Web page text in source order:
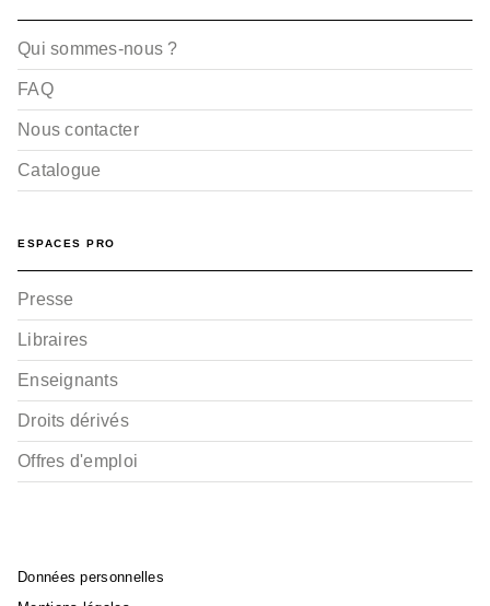
Qui sommes-nous ?
FAQ
Nous contacter
Catalogue
ESPACES PRO
Presse
Libraires
Enseignants
Droits dérivés
Offres d'emploi
Données personnelles